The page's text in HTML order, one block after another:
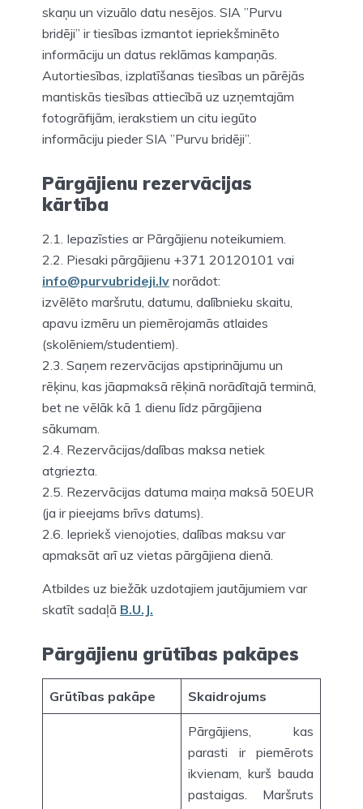
skaņu un vizuālo datu nesējos. SIA ”Purvu
bridēji” ir tiesības izmantot iepriekšminēto
informāciju un datus reklāmas kampaņās.
Autortiesības, izplatīšanas tiesības un pārējās
mantiskās tiesības attiecībā uz uzņemtajām
fotogrāfijām, ierakstiem un citu iegūto
informāciju pieder SIA ”Purvu bridēji”.
Pārgājienu rezervācijas
kārtība
2.1. Iepazīsties ar Pārgājienu noteikumiem.
2.2. Piesaki pārgājienu +371 20120101 vai
info@purvubrideji.lv norādot:
izvēlēto maršrutu, datumu, dalībnieku skaitu,
apavu izmēru un piemērojamās atlaides
(skolēniem/studentiem).
2.3. Saņem rezervācijas apstiprinājumu un
rēķinu, kas jāapmaksā rēķinā norādītajā terminā,
bet ne vēlāk kā 1 dienu līdz pārgājiena
sākumam.
2.4. Rezervācijas/dalības maksa netiek
atgriezta.
2.5. Rezervācijas datuma maiņa maksā 50EUR
(ja ir pieejams brīvs datums).
2.6. Iepriekš vienojoties, dalības maksu var
apmaksāt arī uz vietas pārgājiena dienā.
Atbildes uz biežāk uzdotajiem jautājumiem var
skatīt sadaļā B.U.J.
Pārgājienu grūtības pakāpes
Grūtības pakāpe Skaidrojums
Pārgājiens, kas
parasti ir piemērots
ikvienam, kurš bauda
pastaigas. Maršruts